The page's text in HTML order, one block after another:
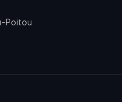
Poitou